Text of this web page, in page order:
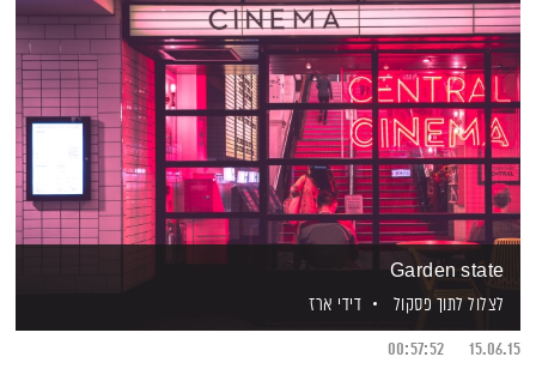
Garden state
לצלול לתוך פסקול
דידי ארז
15.06.15
00:57:52